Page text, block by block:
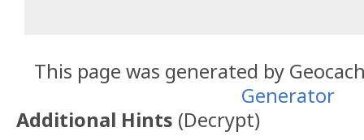
This page was generated by
Generator
Additional Hints (Decrypt)